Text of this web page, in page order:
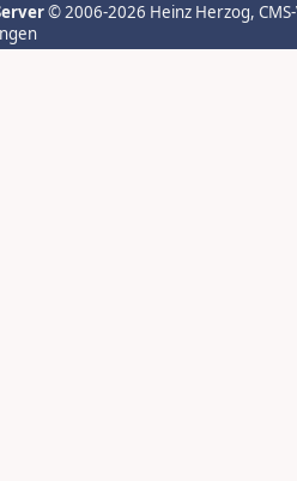
© 2006-2026 Heinz Herzog,